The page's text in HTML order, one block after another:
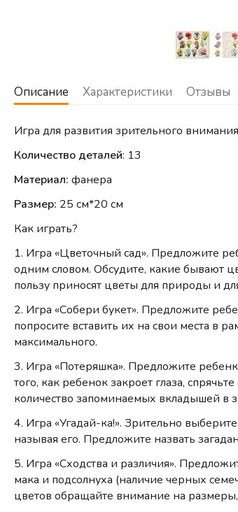
Описание Характеристики Отзывы
Игра для развития зрительного
Количество деталей: 13
Материал: фанера
Размер: 25 см*20 см
Как играть?
1. Игра «Цветочный сад». Предложите
одним словом. Обсудите, какие бывают
пользу приносят цветы для природы и
2. Игра «Собери букет». Предложите
попросите вставить их на свои места в
максимального.
3. Игра «Потеряшка». Предложите
того, как ребенок закроет глаза,
количество запоминаемых вкладышей в
4. Игра «Угадай-ка!». Зрительно
называя его. Предложите назвать
5. Игра «Сходства и различия».
мака и подсолнуха (наличие черных
цветов обращайте внимание на